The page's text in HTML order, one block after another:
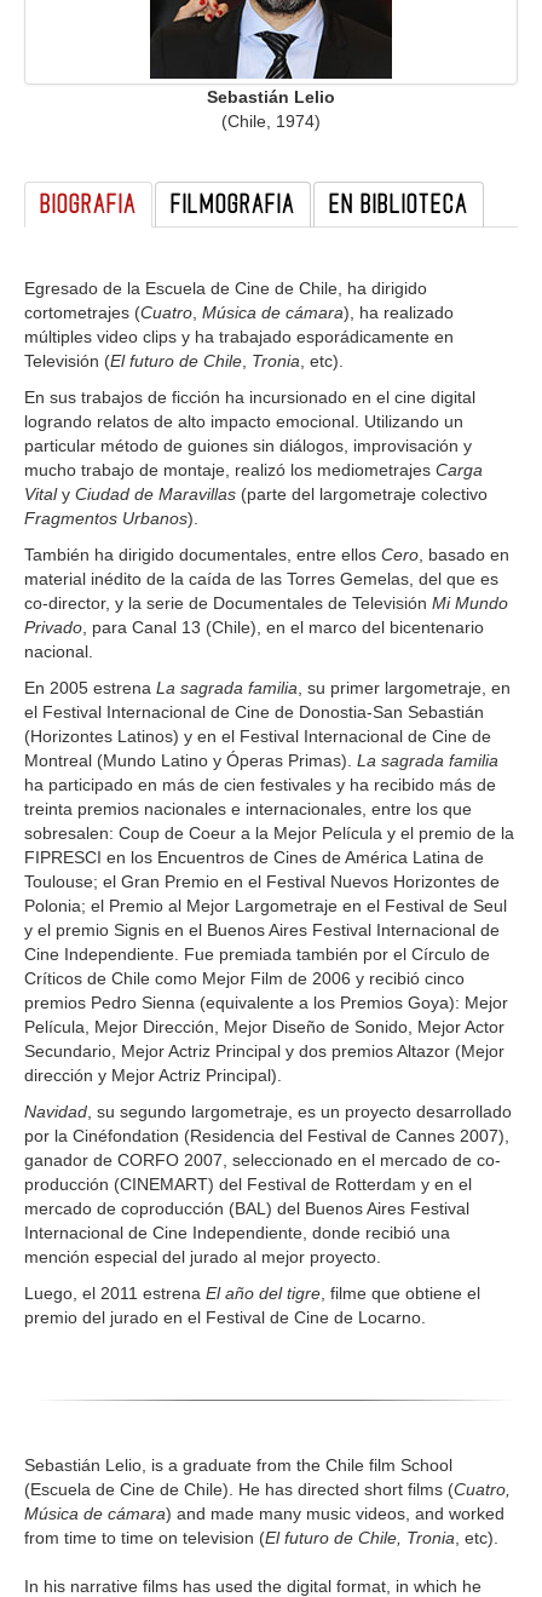
Sebastián Lelio
(Chile, 1974)
BIOGRAFIA FILMOGRAFIA EN BIBLIOTECA
Egresado de la Escuela de Cine de Chile, ha dirigido
cortometrajes (Cuatro Música de cámara), ha realizado
múltiples video clips y ha trabajado esporádicamente en
Televisión (El futuro de Chile Tronia , etc).
En sus trabajos de ficción ha incursionado en el cine digital
logrando relatos de alto impacto emocional. Utilizando un
particular método de guiones sin diálogos, improvisación y
mucho trabajo de montaje, realizó los mediometrajes Carga
Vitaly Ciudad de Maravillas (parte del largometraje colectivo
Fragmentos Urbanos).
También ha dirigido documentales, entre ellos Cero , basado en
material inédito de la caída de las Torres Gemelas, del que es
co-director, y la serie de Documentales de Televisión Mi Mundo
Privado , para Canal 13 (Chile), en el marco del bicentenario
nacional.
En 2005 estrena La sagrada familia , su primer largometraje, en
el Festival Internacional de Cine de Donostia-San Sebastián
(Horizontes Latinos) y en el Festival Internacional de Cine de
Montreal (Mundo Latino y Óperas Primas). La sagrada familia
ha participado en más de cien festivales y ha recibido más de
treinta premios nacionales e internacionales, entre los que
sobresalen: Coup de Coeur a la Mejor Película y el premio de la
FIPRESCI en los Encuentros de Cines de América Latina de
Toulouse; el Gran Premio en el Festival Nuevos Horizontes de
Polonia; el Premio al Mejor Largometraje en el Festival de Seul
y el premio Signis en el Buenos Aires Festival Internacional de
Cine Independiente. Fue premiada también por el Círculo de
Críticos de Chile como Mejor Film de 2006 y recibió cinco
premios Pedro Sienna (equivalente a los Premios Goya): Mejor
Película, Mejor Dirección, Mejor Diseño de Sonido, Mejor Actor
Secundario, Mejor Actriz Principal y dos premios Altazor (Mejor
dirección y Mejor Actriz Principal).
Navidad , su segundo largometraje, es un proyecto desarrollado
por la Cinéfondation (Residencia del Festival de Cannes 2007),
ganador de CORFO 2007, seleccionado en el mercado de co-
producción (CINEMART) del Festival de Rotterdam y en el
mercado de coproducción (BAL) del Buenos Aires Festival
Internacional de Cine Independiente, donde recibió una
mención especial del jurado al mejor proyecto.
Luego, el 2011 estrena El año del tigre , filme que obtiene el
premio del jurado en el Festival de Cine de Locarno.
Sebastián Lelio, is a graduate from the Chile film School
(Escuela de Cine de Chile). He has directed short films (Cuatro,
Música de cámara) and made many music videos, and worked
from time to time on television (El futuro de Chile, Tronia , etc).
In his narrative films has used the digital format, in which he